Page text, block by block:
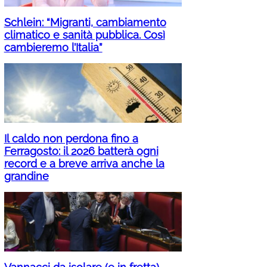
Schlein: “Migranti, cambiamento
climatico e sanità pubblica. Così
cambieremo l’Italia”
Il caldo non perdona fino a
Ferragosto: il 2026 batterà ogni
record e a breve arriva anche la
grandine